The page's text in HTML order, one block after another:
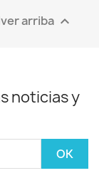
arriba 
noticias y